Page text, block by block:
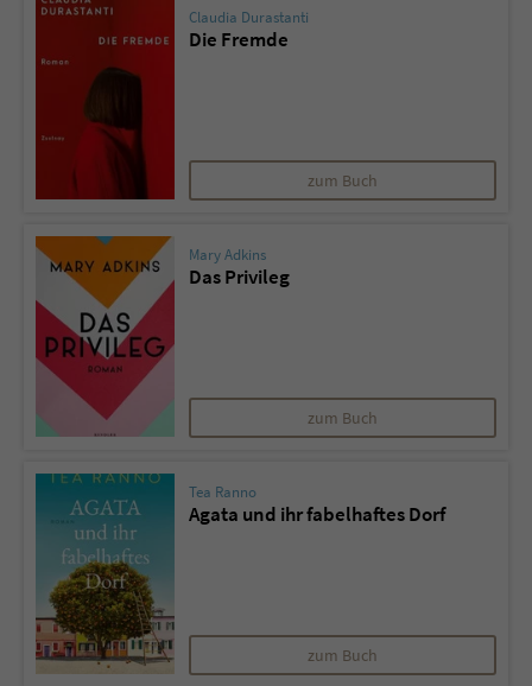
Claudia Durastanti
Die Fremde
zum Buch
Mary Adkins
Das Privileg
zum Buch
Tea Ranno
Agata und ihr fabelhaftes Dorf
zum Buch